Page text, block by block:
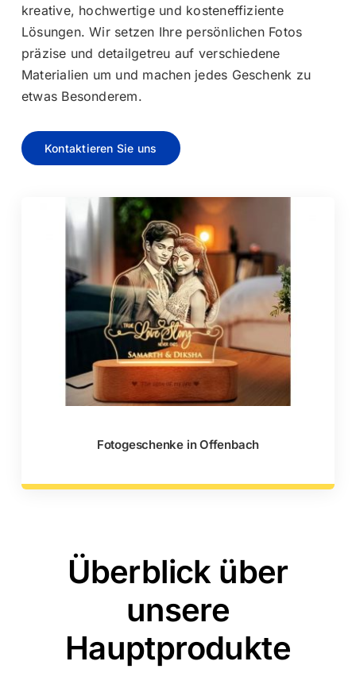
kreative, hochwertige und kosteneffiziente
Lösungen. Wir setzen Ihre persönlichen Fotos
präzise und detailgetreu auf verschiedene
Materialien um und machen jedes Geschenk zu
etwas Besonderem.
Kontaktieren Sie uns
Fotogeschenke in Offenbach
Überblick über
unsere
Hauptprodukte